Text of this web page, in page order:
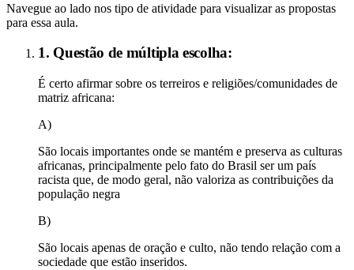
Navegue ao lado nos tipo de atividade para visualizar as propostas
para essa aula.
1. Questão de múltipla escolha:
É certo afirmar sobre os terreiros e religiões/comunidades de
matriz africana:
A)
São locais importantes onde se mantém e preserva as culturas
africanas, principalmente pelo fato do Brasil ser um país
racista que, de modo geral, não valoriza as contribuições da
população negra
B)
São locais apenas de oração e culto, não tendo relação com a
sociedade que estão inseridos.